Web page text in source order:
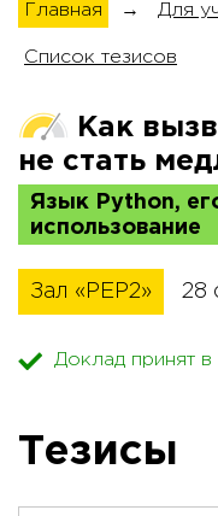
Главная → Для
Список тезисов
Как
не стать
Язык Python,
использование
Зал «PEP2» 28
Доклад принят
Тезисы